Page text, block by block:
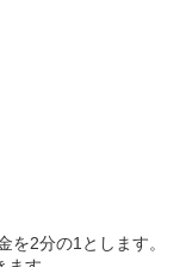
を2分の1とします。